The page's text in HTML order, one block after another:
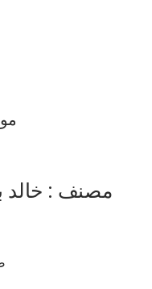
مصنف : خالد